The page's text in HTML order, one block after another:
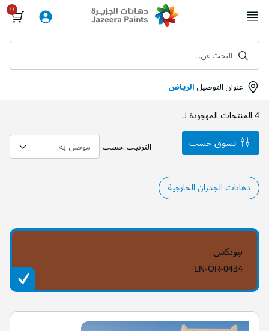
to
Content
عنوان التوصيلالرياض
البحث عن...
4المنتجات الموجودة لـ
الترتيب حسب
دهانات الجدران الخارجية
نيوتكس
LN-OR-0434
تسوق حسب